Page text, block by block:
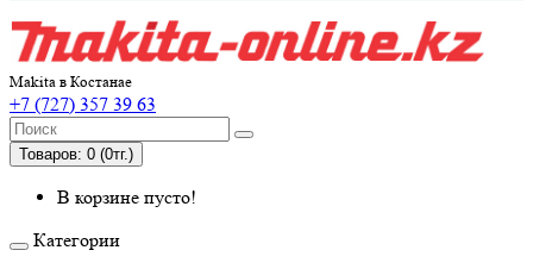
Makita в Костанае
+7 (727) 357 39 63
Товаров: 0 (0тг.)
В корзине пусто!
Категории